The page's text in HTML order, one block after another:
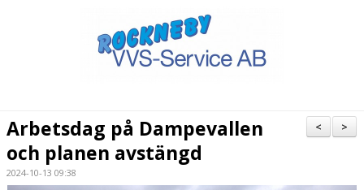
BLI MEDLEM
KONTAKTA OSS
>
<
Arbetsdag på Dampevallen
och planen avstängd
2024-10-13 09:38